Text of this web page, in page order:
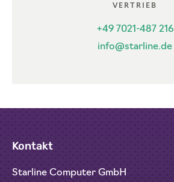
VERTRIEB
+49 7021-487 216
info@starline.de
Kontakt
Starline Computer GmbH